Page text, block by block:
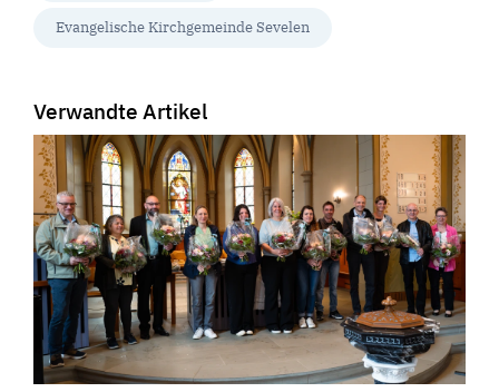
Evangelische Kirchgemeinde Sevelen
Verwandte Artikel